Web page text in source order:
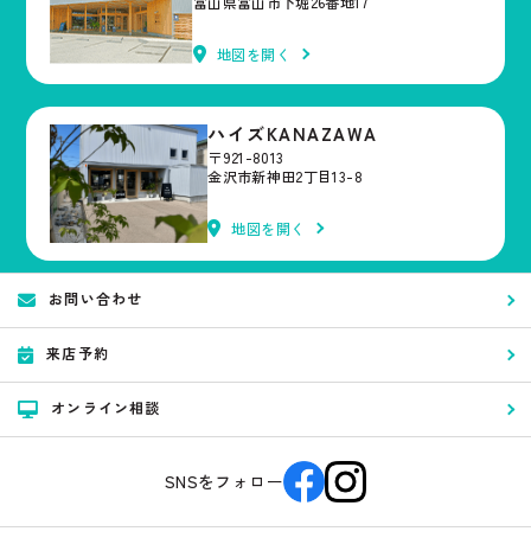
地図を開く
ハイズKANAZAWA
〒921-8013
金沢市新神田2丁目13-8
地図を開く
お問い合わせ
来店予約
オンライン相談
SNSをフォロー